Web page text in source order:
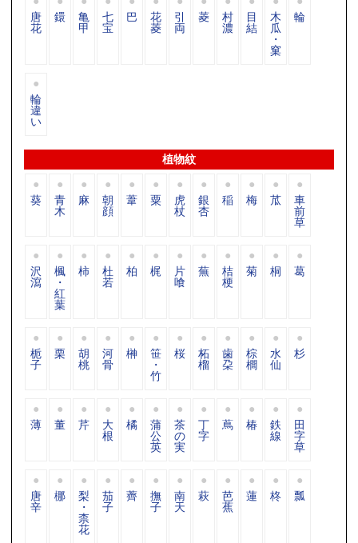
唐
花
鐶 亀
甲
七
宝
巴 花
菱
引
両
菱 村
濃
目
結
木
瓜
・
窠
輪
輪
違
い
植物紋
葵 青
木
麻 朝
顔
葦 粟 虎
杖
銀
杏
稲 梅 苽 車
前
草
沢
瀉
楓
・
紅
葉
柿 杜
若
柏 梶 片
喰
蕪 桔
梗
菊 桐 葛
栀
子
栗 胡
桃
河
骨
榊 笹
・
竹
桜 柘
榴
歯
朶
棕
櫚
水
仙
杉
薄 董 芹 大
根
橘 蒲
公
英
茶
の
実
丁
字
蔦 椿 鉄
線
田
字
草
唐
辛
梛 梨
・
柰
花
茄
子
薺 撫
子
南
天
萩 芭
蕉
蓮 柊 瓢